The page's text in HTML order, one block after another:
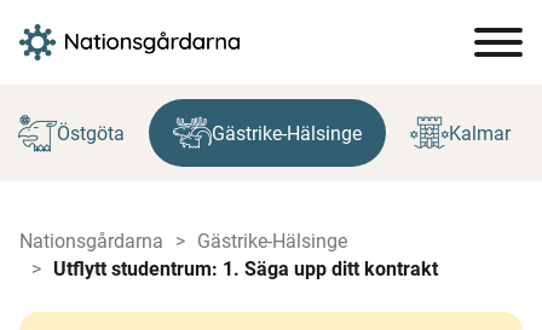
innehåll
Östgöta Gästrike-Hälsinge Kalmar
Nationsgårdarna
Gästrike-Hälsinge
Utflytt studentrum: 1. Säga upp ditt kontrakt